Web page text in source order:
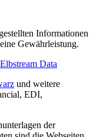
Informationen
Gewährleistung.
Elbstream Data
und weitere
EDI,
der